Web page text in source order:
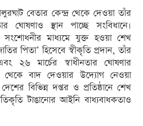
বেতার কেন্দ্র থেকে দেওয়া তাঁর
ঘোষণাও স্থান পাচ্ছে সংবিধানে।
মাধ্যমে যুক্ত হওয়া শেখ
পিতা’ হিসেবে স্বীকৃতি প্রদান, তাঁর
২৬ মার্চের স্বাধীনতার ঘোষণার
থেকে বাদ দেওয়ার উদ্যোগ নেওয়া
বিভিন্ন দপ্তর ও প্রতিষ্ঠানে শেখ
টাঙানোর আইনি বাধ্যবাধকতাও